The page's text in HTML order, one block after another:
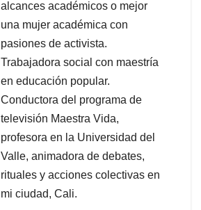
alcances académicos o mejor
una mujer académica con
pasiones de activista.
Trabajadora social con maestría
en educación popular.
Conductora del programa de
televisión Maestra Vida,
profesora en la Universidad del
Valle, animadora de debates,
rituales y acciones colectivas en
mi ciudad, Cali.